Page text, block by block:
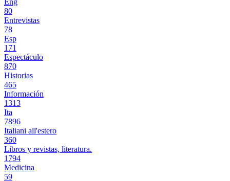
Eng
80
Entrevistas
78
Esp
171
Espectáculo
870
Historias
465
Información
1313
Ita
7896
Italiani all'estero
360
Libros y revistas, literatura.
1794
Medicina
59